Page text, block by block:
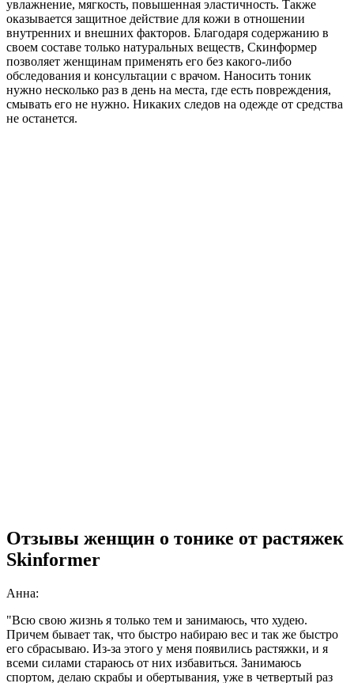
увлажнение, мягкость, повышенная эластичность. Также
оказывается защитное действие для кожи в отношении
внутренних и внешних факторов. Благодаря содержанию в
своем составе только натуральных веществ, Скинформер
позволяет женщинам применять его без какого-либо
обследования и консультации с врачом. Наносить тоник
нужно несколько раз в день на места, где есть повреждения,
смывать его не нужно. Никаких следов на одежде от средства
не останется.
Отзывы женщин о тонике от растяжек
Skinformer
Анна:
"Всю свою жизнь я только тем и занимаюсь, что худею.
Причем бывает так, что быстро набираю вес и так же быстро
его сбрасываю. Из-за этого у меня появились растяжки, и я
всеми силами стараюсь от них избавиться. Занимаюсь
спортом, делаю скрабы и обертывания, уже в четвертый раз